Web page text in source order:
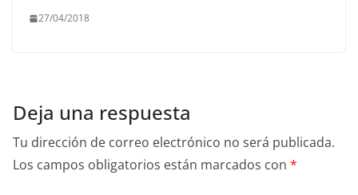
27/04/2018
Deja una respuesta
Tu dirección de correo electrónico no será publicada.
Los campos obligatorios están marcados con *